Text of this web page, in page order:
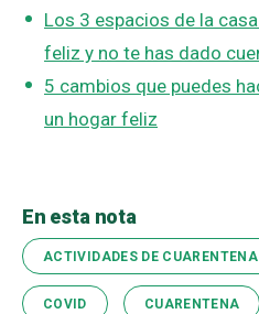
Los 3 espacios de la
feliz y no te has dado
5 cambios que puedes
un hogar feliz
En esta nota
ACTIVIDADES DE CUARENTENA
COVID CUARENTENA